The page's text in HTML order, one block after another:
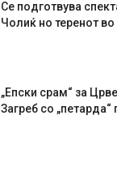
Се подготвува
Чолиќ но теренот
„Епски срам“ за
Загреб со „петарда“